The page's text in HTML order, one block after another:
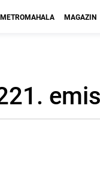
METROMAHALA MAGAZIN